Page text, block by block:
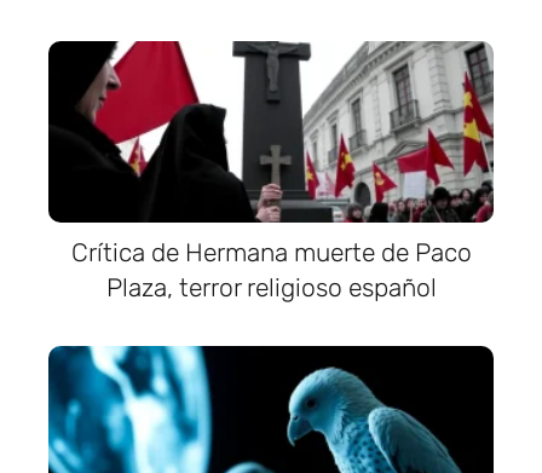
Crítica de Hermana muerte de Paco
Plaza, terror religioso español